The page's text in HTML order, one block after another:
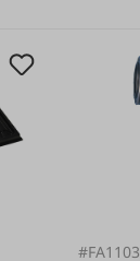
#FA1103